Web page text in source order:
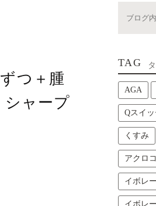
つ＋腫
シャープ
TAG
AGA
Qスイ
くすみ
アクロ
イボレ
イボレ